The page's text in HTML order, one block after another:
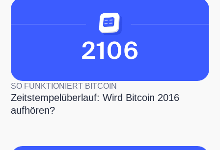
SO FUNKTIONIERT BITCOIN
Zeitstempelüberlauf: Wird Bitcoin 2016
aufhören?